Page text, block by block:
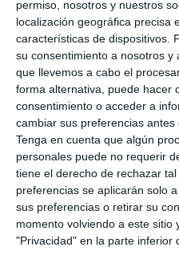
permiso, nosotros y nuestros
localización geográfica precisa
características de dispositivos.
su consentimiento a nosotros y
que llevemos a cabo el
forma alternativa, puede hacer
consentimiento o acceder a
cambiar sus preferencias
Tenga en cuenta que algún
personales puede no requerir
tiene el derecho de rechazar
preferencias se aplicarán solo
sus preferencias o retirar su
momento volviendo a este sitio
"Privacidad" en la parte inferior
Estas alumnas aseguran
de pintura y que se lo pasan
Comparte esta noticia
https://mijascom.com/